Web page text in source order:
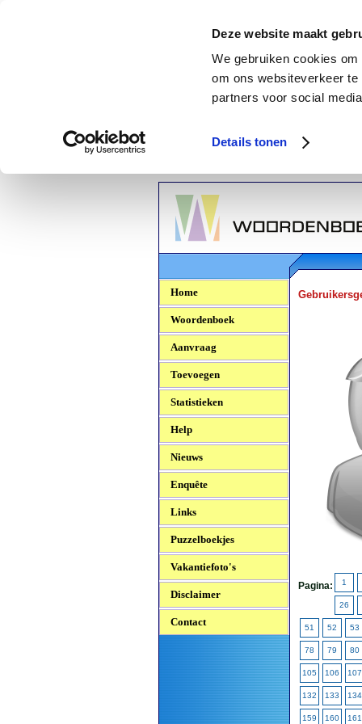
Deze website maakt
We gebruiken cookies
om ons websiteverkeer
partners voor social
Details tonen
Woordenboek.NU
Home
Woordenboek
Aanvraag
Toevoegen
Statistieken
Help
Nieuws
Enquête
Links
Puzzelboekjes
Vakantiefoto's
Disclaimer
Contact
Pagina: 1
26
51 52 53
78 79 80
105 106 107
132 133 134
159 160 161